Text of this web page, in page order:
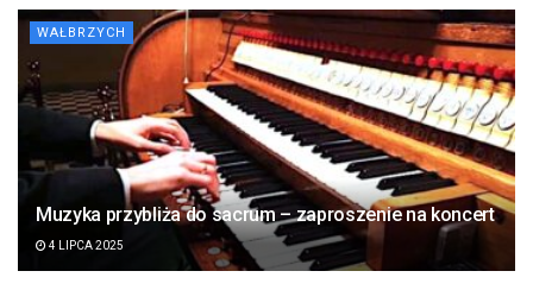
WAŁBRZYCH
Muzyka przybliża do sacrum – zaproszenie na koncert
4 LIPCA 2025